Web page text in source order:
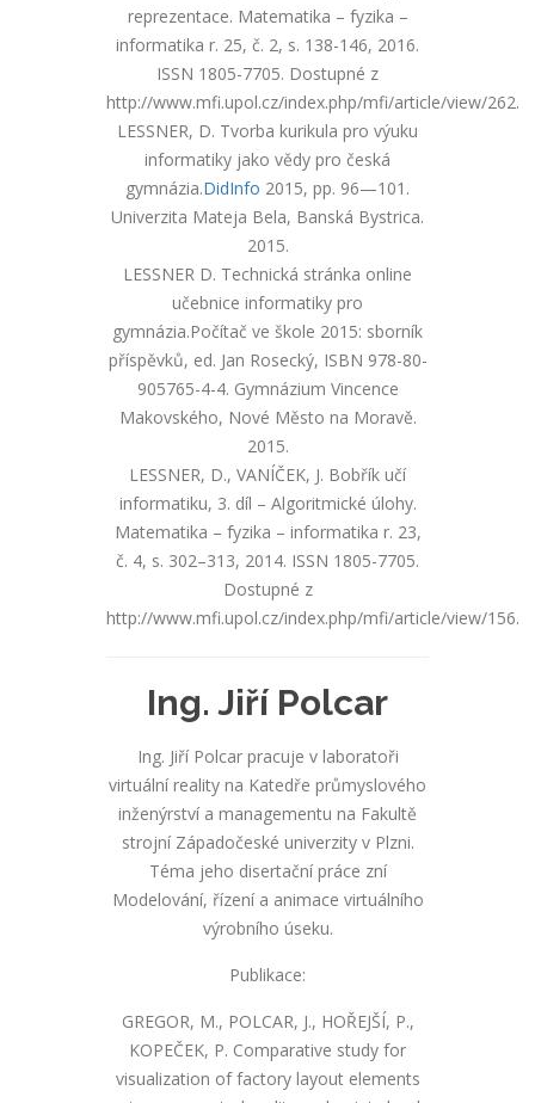
reprezentace. Matematika – fyzika –
informatika r. 25, č. 2, s. 138-146, 2016.
ISSN 1805-7705. Dostupné z
http://www.mfi.upol.cz/index.php/mfi/article/view/262.
LESSNER, D. Tvorba kurikula pro výuku
informatiky jako vědy pro česká
gymnázia.DidInfo 2015, pp. 96—101.
Univerzita Mateja Bela, Banská Bystrica.
2015.
LESSNER D. Technická stránka online
učebnice informatiky pro
gymnázia.Počítač ve škole 2015: sborník
příspěvků, ed. Jan Rosecký, ISBN 978-80-
905765-4-4. Gymnázium Vincence
Makovského, Nové Město na Moravě.
2015.
LESSNER, D., VANÍČEK, J. Bobřík učí
informatiku, 3. díl – Algoritmické úlohy.
Matematika – fyzika – informatika r. 23,
č. 4, s. 302–313, 2014. ISSN 1805-7705.
Dostupné z
http://www.mfi.upol.cz/index.php/mfi/article/view/156.
Ing. Jiří Polcar
Ing. Jiří Polcar pracuje v laboratoři
virtuální reality na Katedře průmyslového
inženýrství a managementu na Fakultě
strojní Západočeské univerzity v Plzni.
Téma jeho disertační práce zní
Modelování, řízení a animace virtuálního
výrobního úseku.
Publikace:
GREGOR, M., POLCAR, J., HOŘEJŠÍ, P.,
KOPEČEK, P. Comparative study for
visualization of factory layout elements